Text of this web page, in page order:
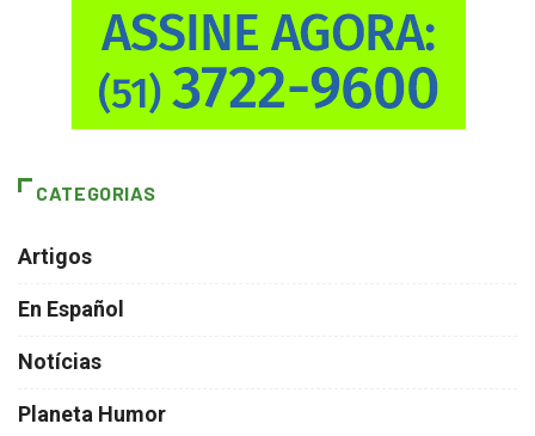
CATEGORIAS
Artigos
En Español
Notícias
Planeta Humor